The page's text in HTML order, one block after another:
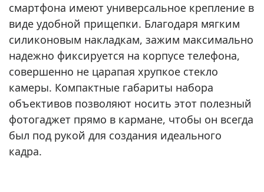
смартфона имеют универсальное крепление в
виде удобной прищепки. Благодаря мягким
силиконовым накладкам, зажим максимально
надежно фиксируется на корпусе телефона,
совершенно не царапая хрупкое стекло
камеры. Компактные габариты набора
объективов позволяют носить этот полезный
фотогаджет прямо в кармане, чтобы он всегда
был под рукой для создания идеального
кадра.